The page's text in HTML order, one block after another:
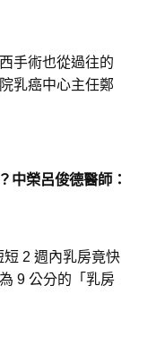
手術也從過往的
乳癌中心主任鄭
中榮呂俊德醫師：
2 週內乳房竟快
9 公分的「乳房